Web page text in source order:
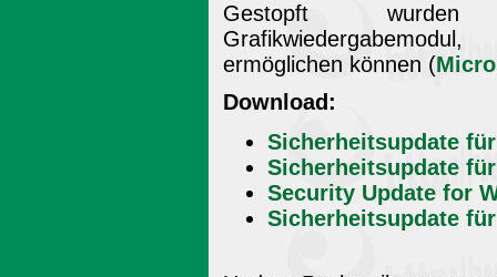
Gestopft wurden
ermöglichen können (
Download:
Sicherheitsupdate
Sicherheitsupdate
Security Update for
Sicherheitsupdate